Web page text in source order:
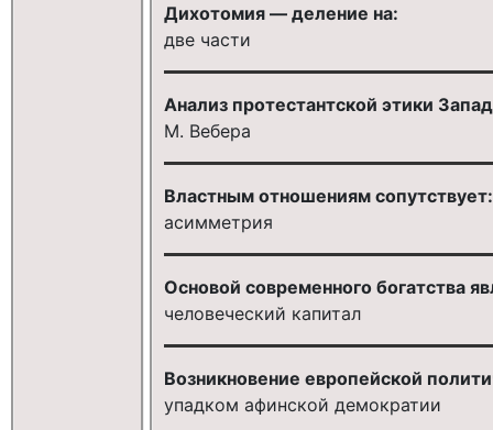
Дихотомия — деление на:
две части
Анализ протестантской этики
М. Вебера
Властным отношениям сопутствует:
асимметрия
Основой современного богатства
человеческий капитал
Возникновение европейской
упадком афинской демократии